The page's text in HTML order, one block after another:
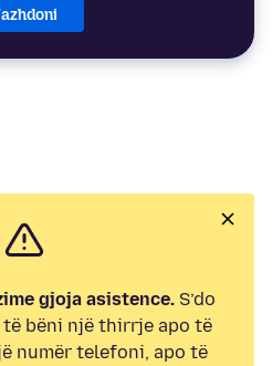
gjoja asistence.S’do
të bëni një thirrje apo të
numër telefoni, apo të